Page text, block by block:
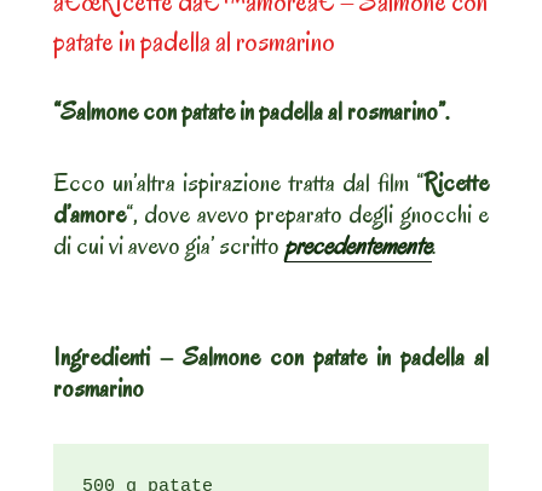
patate in padella al rosmarino
“Salmone con patate in padella al rosmarino”.
Ecco un’altra ispirazione tratta dal film “Ricette
d’amore“, dove avevo preparato degli gnocchi e
di cui vi avevo gia’ scrittoprecedentemente.
Ingredienti – Salmone con patate in padella al
rosmarino